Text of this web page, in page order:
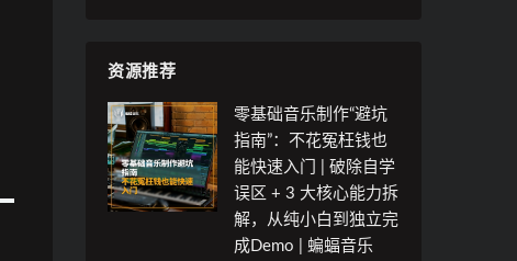
资源推荐
零基础音乐制作“避坑
指南”：不花冤枉钱也
能快速入门 | 破除自学
误区 + 3 大核心能力拆
解，从纯小白到独立完
成Demo | 蝙蝠音乐